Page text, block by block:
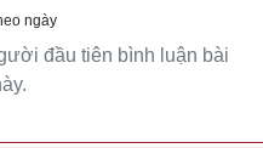
ngày
đầu tiên bình luận bài